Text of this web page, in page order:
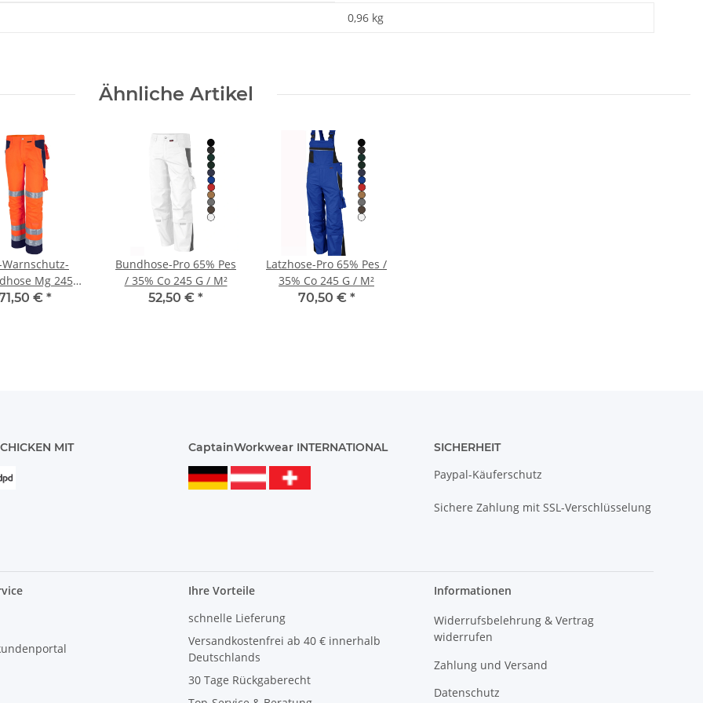
0,96 kg
Ähnliche Artikel
Warnschutz-
Mg 245
G/Qm€ *
Bundhose-Pro 65% Pes
/ 35% Co 245 G / M²
52,50 € *
Latzhose-Pro 65% Pes /
35% Co 245 G / M²
70,50 € *
MIT CaptainWorkwear INTERNATIONAL SICHERHEIT
Paypal-Käuferschutz
Sichere Zahlung mit SSL-Verschlüsselung
Ihre Vorteile
schnelle Lieferung
Versandkostenfrei ab 40 € innerhalb
Deutschlands
30 Tage Rückgaberecht
Informationen
Widerrufsbelehrung & Vertrag
widerrufen
Zahlung und Versand
Datenschutz